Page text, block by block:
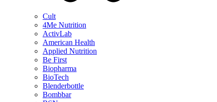
Cult
4Me Nutrition
ActivLab
American Health
Applied Nutrition
Be First
Biopharma
BioTech
Blenderbottle
Bombbar